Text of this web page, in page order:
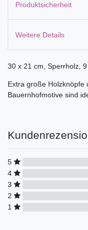
Produktsicherheit
Weitere Details
30 x 21 cm, Sperrholz, 9
Extra große Holzknöpfe
Bauernhofmotive sind
5
4
3
2
1